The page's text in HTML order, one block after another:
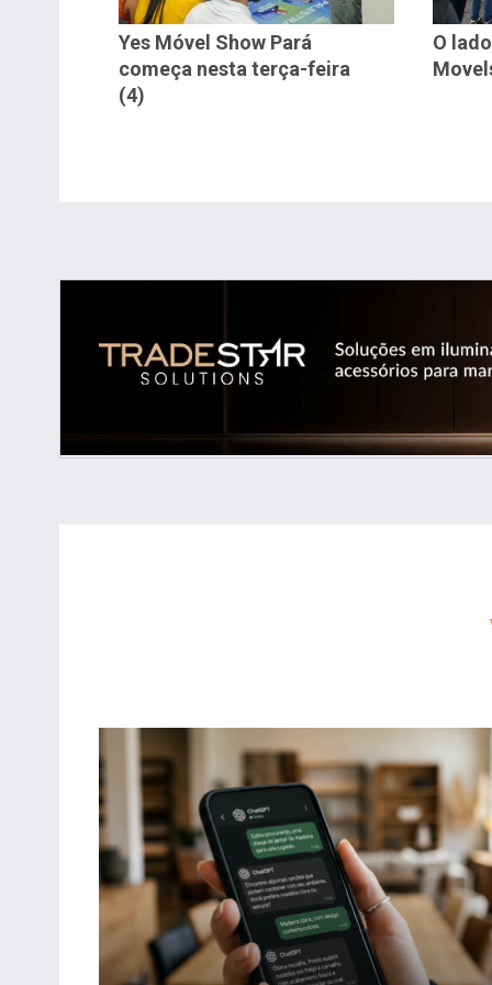
Yes Móvel Show Pará
começa nesta terça-feira
(4)
O